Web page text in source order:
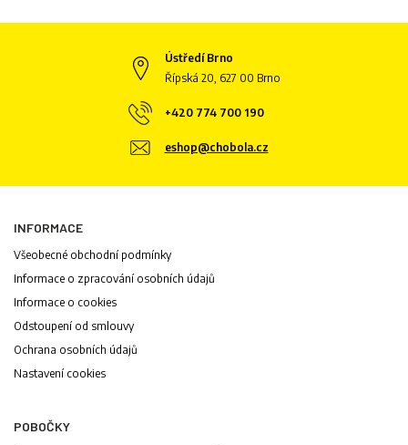
Ústředí Brno
Řípská 20, 627 00 Brno
+420 774 700 190
eshop@chobola.cz
INFORMACE
Všeobecné obchodní podmínky
Informace o zpracování osobních údajů
Informace o cookies
Odstoupení od smlouvy
Ochrana osobních údajů
Nastavení cookies
POBOČKY